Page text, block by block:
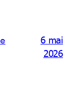
6 mai
2026